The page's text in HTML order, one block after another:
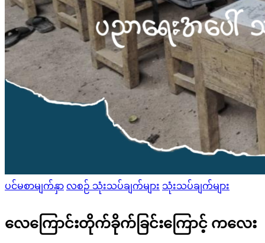
Posted
in
ပင်မစာမျက်နှာ လစဉ် သုံးသပ်ချက်များ သုံးသပ်ချက်များ
လေကြောင်းတိုက်ခိုက်ခြင်းကြောင့် ကလေး